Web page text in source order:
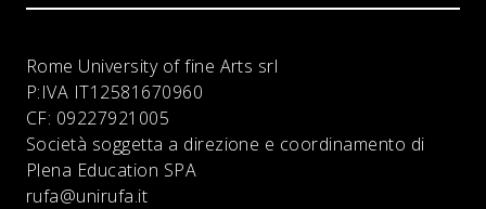
Rome University of fine Arts srl
P:IVA IT12581670960
CF: 09227921005
Società soggetta a direzione e coordinamento di
Plena Education SPA
rufa@unirufa.it